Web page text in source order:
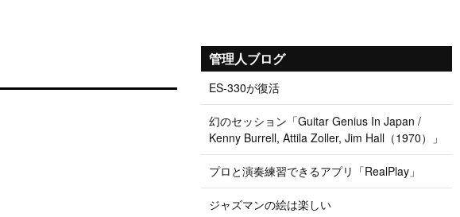
管理人ブログ
ES-330が復活
幻のセッション「Guitar Genius In Japan /
Kenny Burrell, Attila Zoller, Jim Hall（1970）」
プロと演奏練習できるアプリ「RealPlay」
ジャズマンの絵は楽しい